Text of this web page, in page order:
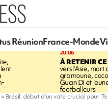
RéunionFrance-Monde
20:06
À RETENIR
vers l'Asie, mort
gramoune,
Guan Di et
footballeurs
Brésil: début d'un vote crucial pour